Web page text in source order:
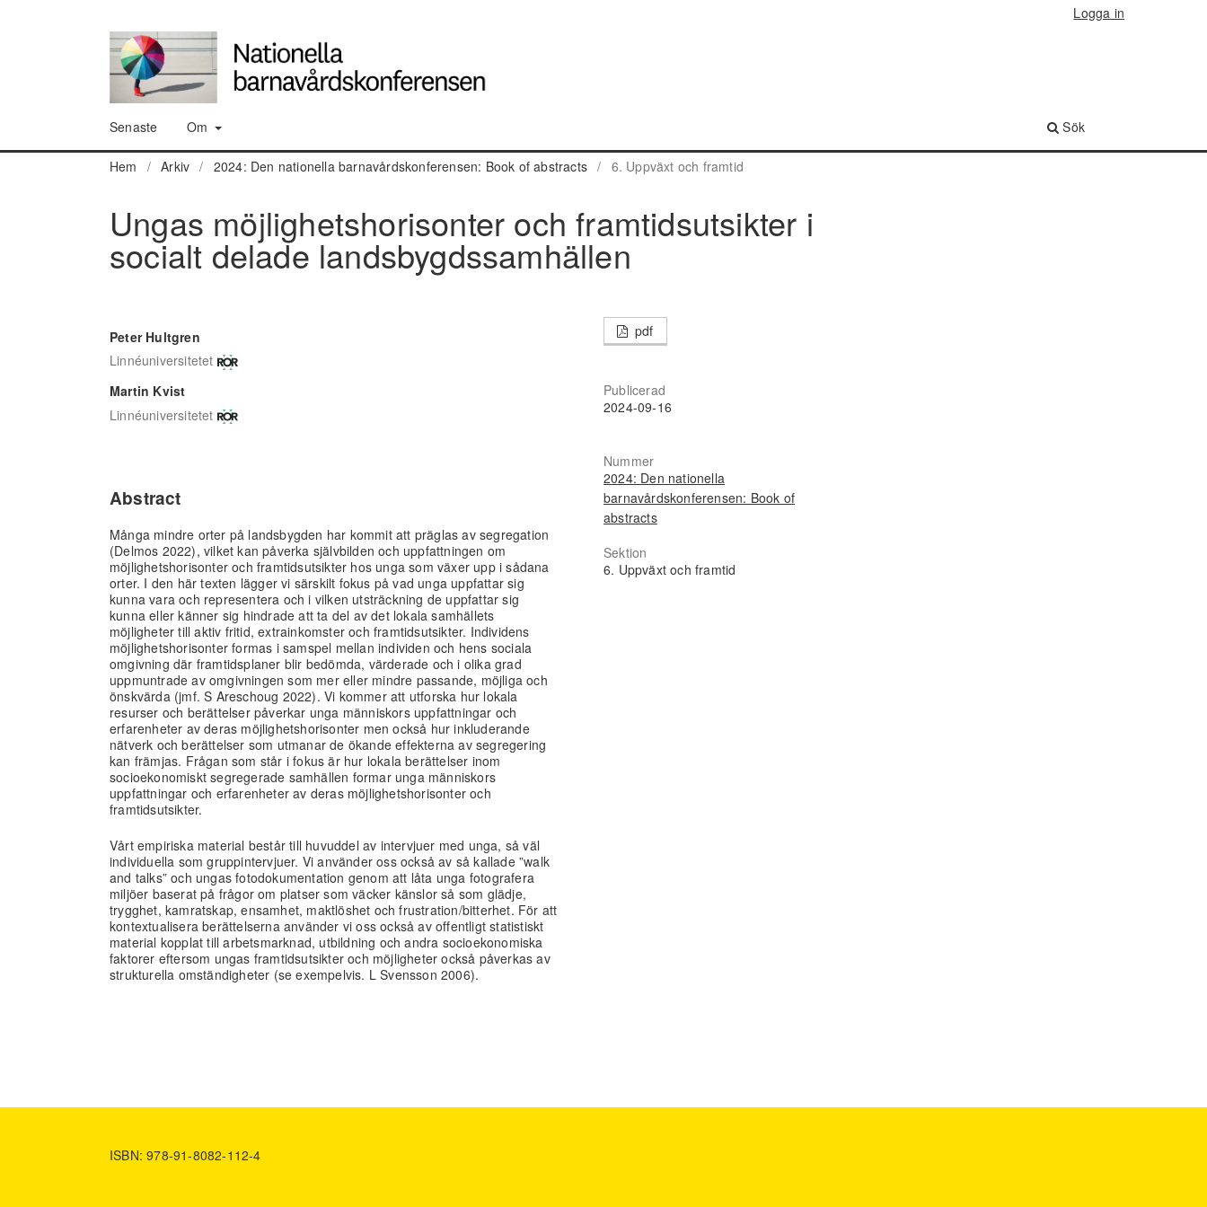
Senaste Om Sök
Logga in
Hem / Arkiv / 2024: Den nationella barnavårdskonferensen: Book of abstracts / 6. Uppväxt och framtid
Ungas möjlighetshorisonter och framtidsutsikter i
socialt delade landsbygdssamhällen
Peter Hultgren
Linnéuniversitetet
Martin Kvist
Linnéuniversitetet
Abstract
Många mindre orter på landsbygden har kommit att präglas av segregation
(Delmos 2022), vilket kan påverka självbilden och uppfattningen om
möjlighetshorisonter och framtidsutsikter hos unga som växer upp i sådana
orter. I den här texten lägger vi särskilt fokus på vad unga uppfattar sig
kunna vara och representera och i vilken utsträckning de uppfattar sig
kunna eller känner sig hindrade att ta del av det lokala samhällets
möjligheter till aktiv fritid, extrainkomster och framtidsutsikter. Individens
möjlighetshorisonter formas i samspel mellan individen och hens sociala
omgivning där framtidsplaner blir bedömda, värderade och i olika grad
uppmuntrade av omgivningen som mer eller mindre passande, möjliga och
önskvärda (jmf. S Areschoug 2022). Vi kommer att utforska hur lokala
resurser och berättelser påverkar unga människors uppfattningar och
erfarenheter av deras möjlighetshorisonter men också hur inkluderande
nätverk och berättelser som utmanar de ökande effekterna av segregering
kan främjas. Frågan som står i fokus är hur lokala berättelser inom
socioekonomiskt segregerade samhällen formar unga människors
uppfattningar och erfarenheter av deras möjlighetshorisonter och
framtidsutsikter.
Vårt empiriska material består till huvuddel av intervjuer med unga, så väl
individuella som gruppintervjuer. Vi använder oss också av så kallade ”walk
and talks” och ungas fotodokumentation genom att låta unga fotografera
miljöer baserat på frågor om platser som väcker känslor så som glädje,
trygghet, kamratskap, ensamhet, maktlöshet och frustration/bitterhet. För att
kontextualisera berättelserna använder vi oss också av offentligt statistiskt
material kopplat till arbetsmarknad, utbildning och andra socioekonomiska
faktorer eftersom ungas framtidsutsikter och möjligheter också påverkas av
strukturella omständigheter (se exempelvis. L Svensson 2006).
pdf
Publicerad
2024-09-16
Nummer
2024: Den nationella
barnavårdskonferensen: Book of
abstracts
Sektion
6. Uppväxt och framtid
ISBN: 978-91-8082-112-4